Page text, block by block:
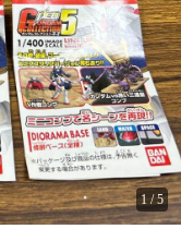
1 /5